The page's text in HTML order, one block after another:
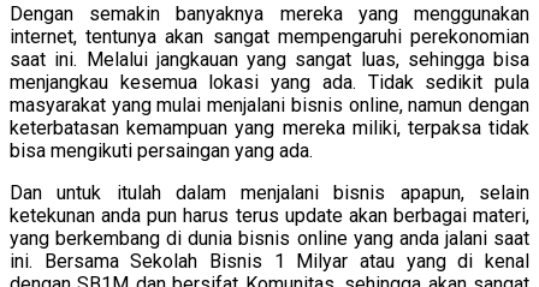
Dengan semakin banyaknya mereka yang menggunakan
internet, tentunya akan sangat mempengaruhi perekonomian
saat ini. Melalui jangkauan yang sangat luas, sehingga bisa
menjangkau kesemua lokasi yang ada. Tidak sedikit pula
masyarakat yang mulai menjalani bisnis online, namun dengan
keterbatasan kemampuan yang mereka miliki, terpaksa tidak
bisa mengikuti persaingan yang ada.
Dan untuk itulah dalam menjalani bisnis apapun, selain
ketekunan anda pun harus terus update akan berbagai materi,
yang berkembang di dunia bisnis online yang anda jalani saat
ini. Bersama Sekolah Bisnis 1 Milyar atau yang di kenal